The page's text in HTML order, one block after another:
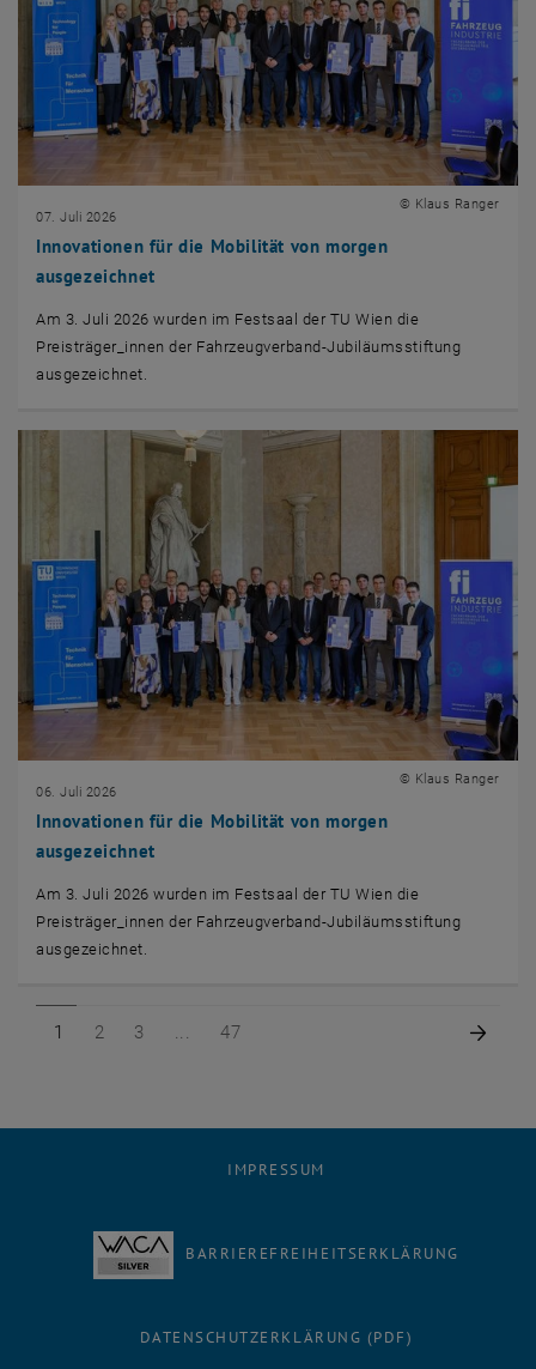
Innovationen für die Mobilität von morgen
ausgezeichnet
07. Juli 2026
© Klaus Ranger
Am 3. Juli 2026 wurden im Festsaal der TU Wien die
Preisträger_innen der Fahrzeugverband-Jubiläumsstiftung
ausgezeichnet.
Innovationen für die Mobilität von morgen
ausgezeichnet
06. Juli 2026
© Klaus Ranger
Am 3. Juli 2026 wurden im Festsaal der TU Wien die
Preisträger_innen der Fahrzeugverband-Jubiläumsstiftung
ausgezeichnet.
Seite 1 von 47
1 Seite 2 von 47
2 Seite 3 von 47
3 Seite 47 von 47
47
IMPRESSUM
BARRIEREFREIHEITSERKLÄRUNG
DATENSCHUTZERKLÄRUNG (PDF)